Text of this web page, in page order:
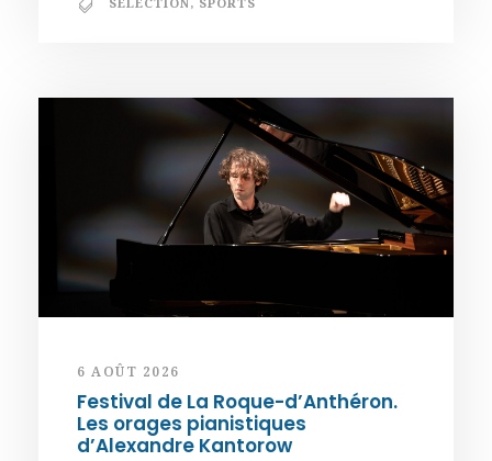
6 AOÛT 2026
Festival de La Roque-d’Anthéron.
Les orages pianistiques
d’Alexandre Kantorow